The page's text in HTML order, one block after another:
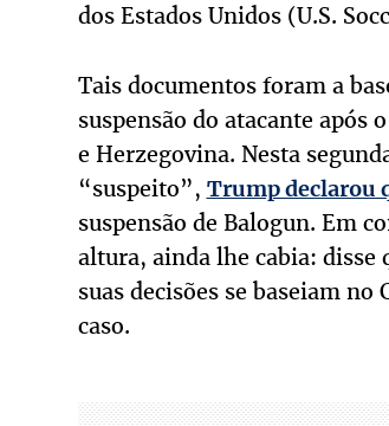
dos Estados Unidos (U.S.
Tais documentos foram a
suspensão do atacante após
e Herzegovina. Nesta
“suspeito”, Trump declarou
suspensão de Balogun. Em
altura, ainda lhe cabia: disse
suas decisões se baseiam
caso.